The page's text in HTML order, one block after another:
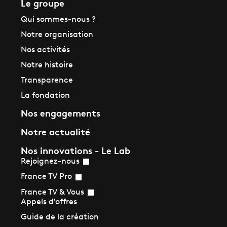
Qui sommes-nous ?
Notre organisation
Nos activités
Notre histoire
Transparence
La fondation
Nos engagements
Notre actualité
Nos innovations - Le Lab
Rejoignez-nous
France TV Pro
France TV & Vous
Appels d'offres
Guide de la création